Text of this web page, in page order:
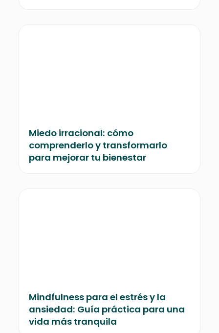
Miedo irracional: cómo
comprenderlo y transformarlo
para mejorar tu bienestar
Mindfulness para el estrés y la
ansiedad: Guía práctica para una
vida más tranquila